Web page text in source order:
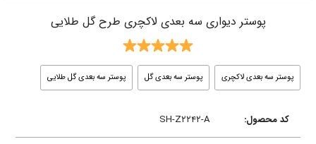
پوستر دیواری سه بعدی لاکچری طرح گل طلایی
پوستر سه بعدی لاکچری پوستر سه بعدی گل پوستر سه بعدی گل طلایی
کد محصول: SH-Z۲۲۴۲-A